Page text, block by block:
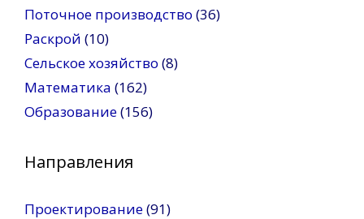
Поточное производство (36)
Раскрой (10)
Сельское хозяйство (8)
Математика (162)
Образование(156)
Направления
Проектирование(91)